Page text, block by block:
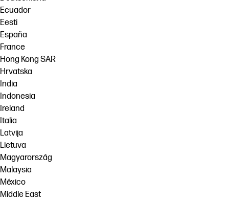
Ecuador
Eesti
España
France
Hong Kong SAR
Hrvatska
India
Indonesia
Ireland
Italia
Latvija
Lietuva
Magyarország
Malaysia
México
Middle East